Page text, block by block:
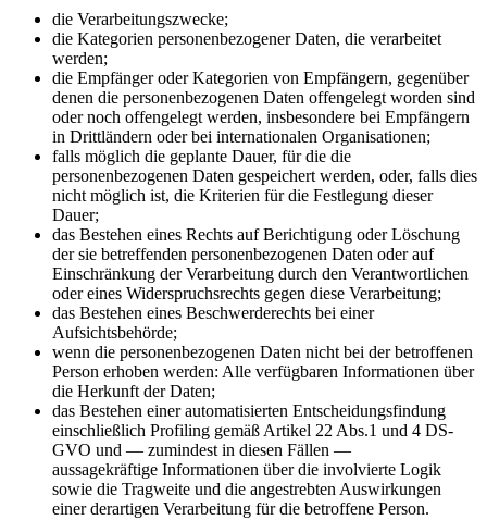
die Verarbeitungszwecke;
die Kategorien personenbezogener Daten, die verarbeitet
werden;
die Empfänger oder Kategorien von Empfängern, gegenüber
denen die personenbezogenen Daten offengelegt worden sind
oder noch offengelegt werden, insbesondere bei Empfängern
in Drittländern oder bei internationalen Organisationen;
falls möglich die geplante Dauer, für die die
personenbezogenen Daten gespeichert werden, oder, falls dies
nicht möglich ist, die Kriterien für die Festlegung dieser
Dauer;
das Bestehen eines Rechts auf Berichtigung oder Löschung
der sie betreffenden personenbezogenen Daten oder auf
Einschränkung der Verarbeitung durch den Verantwortlichen
oder eines Widerspruchsrechts gegen diese Verarbeitung;
das Bestehen eines Beschwerderechts bei einer
Aufsichtsbehörde;
wenn die personenbezogenen Daten nicht bei der betroffenen
Person erhoben werden: Alle verfügbaren Informationen über
die Herkunft der Daten;
das Bestehen einer automatisierten Entscheidungsfindung
einschließlich Profiling gemäß Artikel 22 Abs.1 und 4 DS-
GVO und — zumindest in diesen Fällen —
aussagekräftige Informationen über die involvierte Logik
sowie die Tragweite und die angestrebten Auswirkungen
einer derartigen Verarbeitung für die betroffene Person.